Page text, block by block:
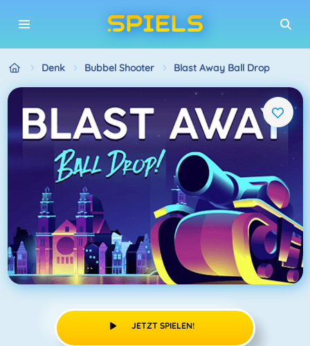
Denk Bubbel Shooter Blast Away Ball Drop
JETZT SPIELEN!